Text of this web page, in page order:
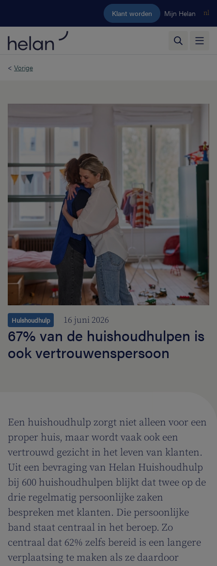
Ga naar de hoofdinhoud
Klant worden Mijn Helan nl
< Vorige
Huishoudhulp 16 juni 2026
67% van de huishoudhulpen is
ook vertrouwenspersoon
Een huishoudhulp zorgt niet alleen voor een
proper huis, maar wordt vaak ook een
vertrouwd gezicht in het leven van klanten.
Uit een bevraging van Helan Huishoudhulp
bij 600 huishoudhulpen blijkt dat twee op de
drie regelmatig persoonlijke zaken
bespreken met klanten. Die persoonlijke
band staat centraal in het beroep. Zo
centraal dat 62% zelfs bereid is een langere
verplaatsing te maken als ze daardoor